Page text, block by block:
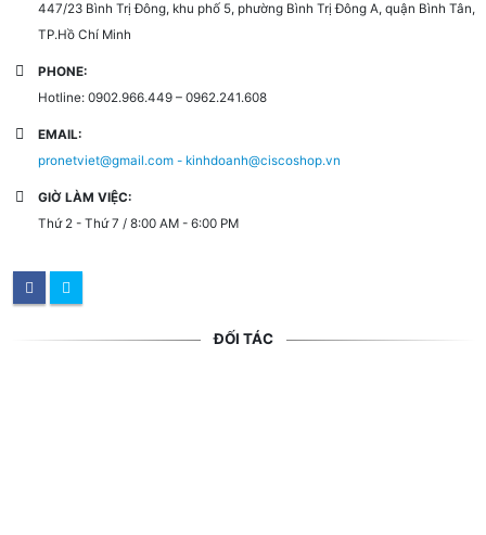
447/23 Bình Trị Đông, khu phố 5, phường Bình Trị Đông A, quận Bình Tân,
TP.Hồ Chí Minh
PHONE:
Hotline: 0902.966.449 – 0962.241.608
EMAIL:
pronetviet@gmail.com - kinhdoanh@ciscoshop.vn
GIỜ LÀM VIỆC:
Thứ 2 - Thứ 7 / 8:00 AM - 6:00 PM
ĐỐI TÁC